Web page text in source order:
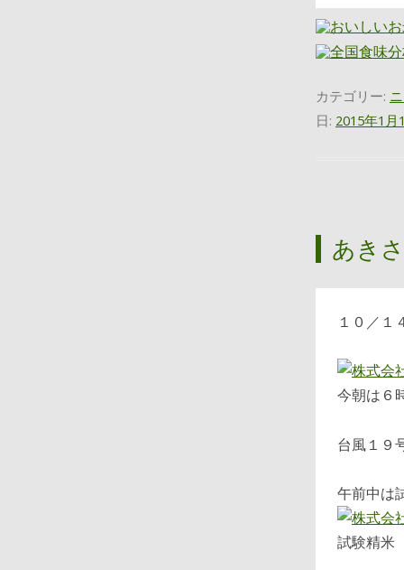
カテゴリー:
日: 2015年1月
あき
１０／
今朝は６
台風１９
午前中は
試験精米